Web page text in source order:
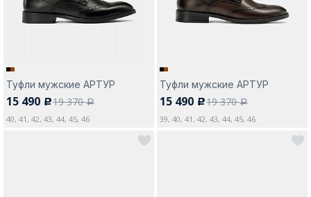
Туфли мужские АРТУР
15 490 c19 370a
40, 41, 42, 43, 44, 45, 46
Туфли мужские АРТУР
15 490 c19 370a
39, 40, 41, 42, 43, 44, 45, 46